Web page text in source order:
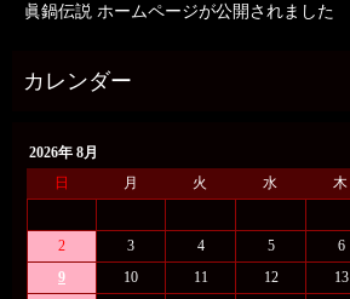
眞鍋伝説 ホームページが公開されました
2026年 8月
日
月 火 水 木
2
3 4 5 6
9
10 11 12 13